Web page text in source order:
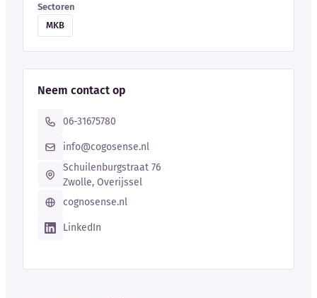
Sectoren
MKB
Neem contact op
06-31675780
info@cogosense.nl
Schuilenburgstraat 76
Zwolle, Overijssel
cognosense.nl
LinkedIn